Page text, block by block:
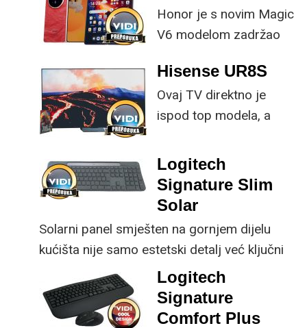
Honor je s novim Magic
V6 modelom zadržao
specifikacije, no
istovremeno
implementirao
ključne svakom
korisniku.
Hisense UR8S
Ovaj TV direktno je
ispod top modela, a
male ustupke možete
osjetno uštedjeti pri
kupnji.
Logitech
Signature Slim
Solar
Solarni panel smješten na gornjem dijelu
kućišta nije samo estetski detalj već ključni
dio koncepta ovog proizvoda, jer koristi
energiju prirodnog ili umjetnog svjetla za
rad.
Logitech
Signature
Comfort Plus